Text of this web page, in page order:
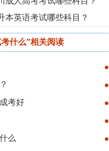
本英语考试哪些科目？
什么”相关阅读
考好
么